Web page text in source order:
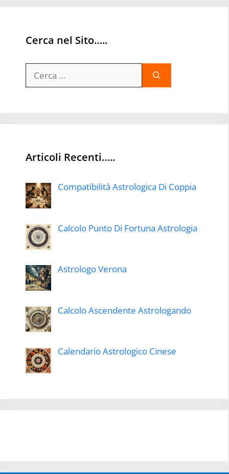
Cerca nel Sito…..
per:
Articoli Recenti…..
Compatibilità Astrologica Di Coppia
Calcolo Punto Di Fortuna Astrologia
Astrologo Verona
Calcolo Ascendente Astrologando
Calendario Astrologico Cinese